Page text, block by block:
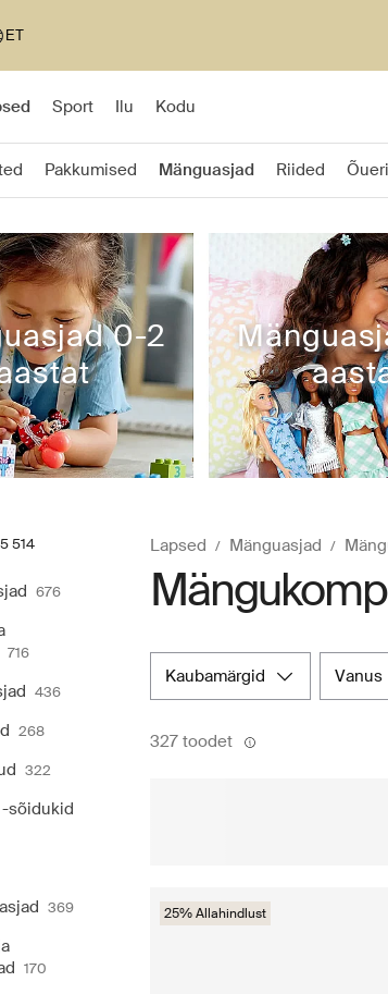
ET
Sport Ilu Kodu
Pakkumised Mänguasjad Riided
0-2
5 514
676
716
436
268
322
sõidukid
369
170
Lapsed Mänguasjad
kaubamärgid vanus
327 toodet
25% Allahindlust